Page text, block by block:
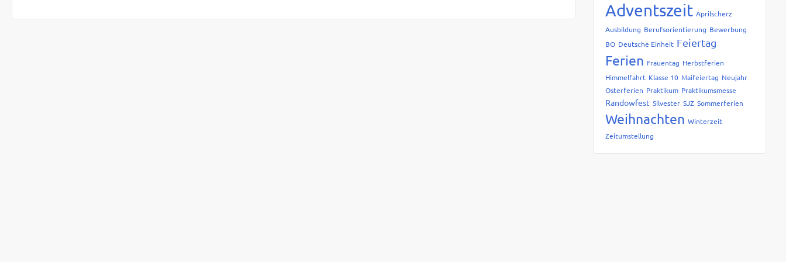
Adventszeit Aprilscherz
Ausbildung Berufsorientierung Bewerbung
BO Deutsche Einheit Feiertag
Ferien Frauentag Herbstferien
Himmelfahrt Klasse 10 Maifeiertag Neujahr
Osterferien Praktikum Praktikumsmesse
Randowfest Silvester SJZ Sommerferien
Weihnachten Winterzeit
Zeitumstellung